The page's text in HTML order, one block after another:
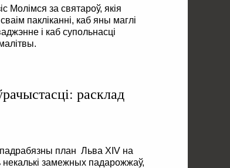
Молімся за святароў, якія
пакліканні, каб яны маглі
і каб супольнасці
расклад
падрабязны план Льва XIV на
замежных падарожжаў,